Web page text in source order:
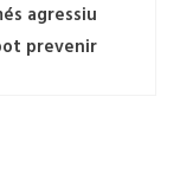
agressiu
prevenir